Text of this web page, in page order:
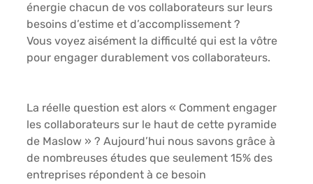
énergie chacun de vos collaborateurs sur leurs
besoins d’estime et d’accomplissement ?
Vous voyez aisément la difficulté qui est la vôtre
pour engager durablement vos collaborateurs.
La réelle question est alors « Comment engager
les collaborateurs sur le haut de cette pyramide
de Maslow » ? Aujourd’hui nous savons grâce à
de nombreuses études que seulement 15% des
entreprises répondent à ce besoin